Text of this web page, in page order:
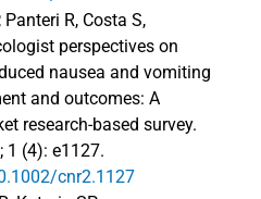
R, Costa S,
perspectives on
nausea and vomiting
and outcomes: A
research-based survey.
1 (4): e1127.
cnr2.1127